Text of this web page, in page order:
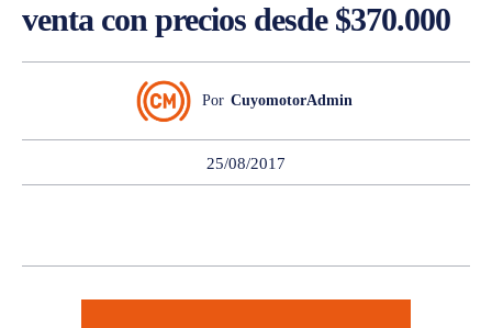
venta con precios desde $370.000
Por CuyomotorAdmin
25/08/2017